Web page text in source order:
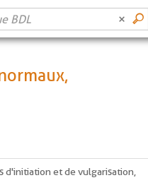
d'initiation et de vulgarisation,